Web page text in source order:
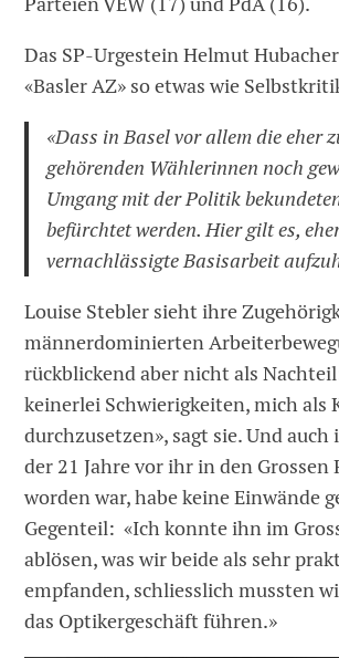
Das SP-Urgestein Helmut
«Basler AZ» so etwas wie
«Dass in Basel vor allem die eher
gehörenden Wählerinnen noch
Umgang mit der Politik
befürchtet werden. Hier gilt es,
vernachlässigte Basisarbeit
Louise Stebler sieht ihre
männerdominierten
rückblickend aber nicht als
keinerlei Schwierigkeiten, mich als
durchzusetzen», sagt sie. Und
der 21 Jahre vor ihr in den Grossen
worden war, habe keine Einwände
Gegenteil: «Ich konnte ihn im
ablösen, was wir beide als sehr
empfanden, schliesslich mussten
das Optikergeschäft führen.»